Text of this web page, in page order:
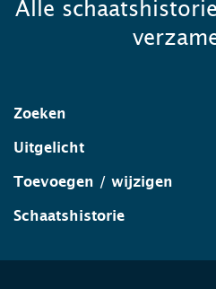
Alle
Zoeken
Uitgelicht
Toevoegen / wijzigen
Schaatshistorie